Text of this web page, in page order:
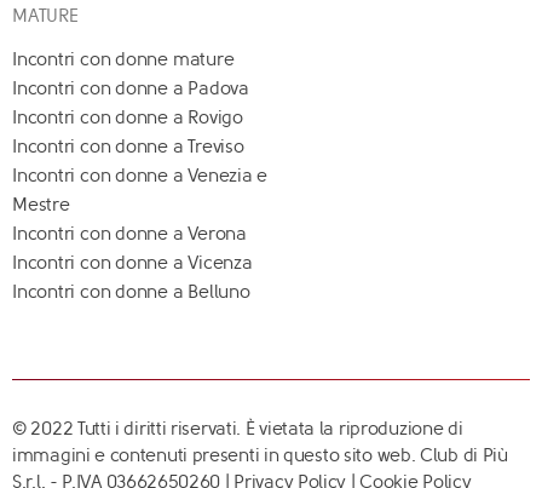
MATURE
Incontri con donne mature
Incontri con donne a Padova
Incontri con donne a Rovigo
Incontri con donne a Treviso
Incontri con donne a Venezia e
Mestre
Incontri con donne a Verona
Incontri con donne a Vicenza
Incontri con donne a Belluno
© 2022 Tutti i diritti riservati. È vietata la riproduzione di
immagini e contenuti presenti in questo sito web. Club di Più
S.r.l. - P.IVA 03662650260 | Privacy Policy |Cookie Policy